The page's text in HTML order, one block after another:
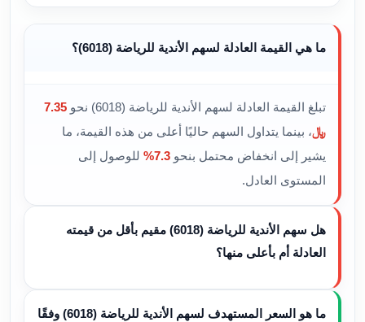
ما هي القيمة العادلة لسهم الأندية للرياضة (6018)؟
تبلغ القيمة العادلة لسهم الأندية للرياضة (6018) نحو
7.35
﷼، بينما يتداول السهم حاليًا أعلى من هذه القيمة، ما
يشير إلى انخفاض محتمل بنحو7.3%
للوصول إلى
المستوى العادل.
هل سهم الأندية للرياضة (6018) مقيم بأقل من قيمته
العادلة أم بأعلى منها؟
ما هو السعر المستهدف لسهم الأندية للرياضة (6018) وفقًا